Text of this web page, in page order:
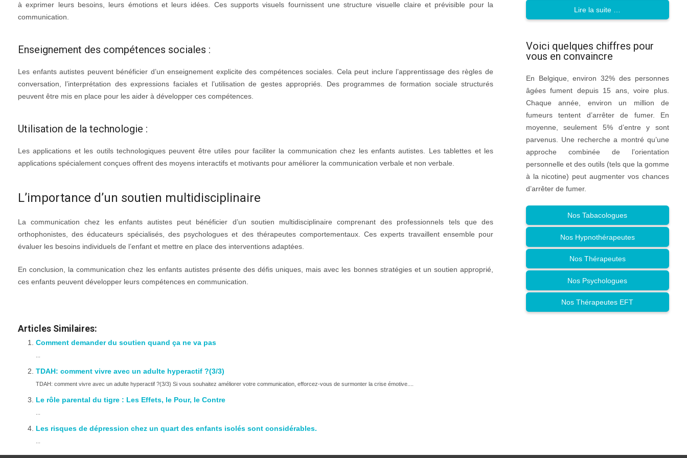
à exprimer leurs besoins, leurs émotions et leurs idées. Ces supports visuels fournissent une structure visuelle claire et prévisible pour la
communication.
Enseignement des compétences sociales :
Les enfants autistes peuvent bénéficier d’un enseignement explicite des compétences sociales. Cela peut inclure l’apprentissage des règles de
conversation, l’interprétation des expressions faciales et l’utilisation de gestes appropriés. Des programmes de formation sociale structurés
peuvent être mis en place pour les aider à développer ces compétences.
Utilisation de la technologie :
Les applications et les outils technologiques peuvent être utiles pour faciliter la communication chez les enfants autistes. Les tablettes et les
applications spécialement conçues offrent des moyens interactifs et motivants pour améliorer la communication verbale et non verbale.
L’importance d’un soutien multidisciplinaire
La communication chez les enfants autistes peut bénéficier d’un soutien multidisciplinaire comprenant des professionnels tels que des
orthophonistes, des éducateurs spécialisés, des psychologues et des thérapeutes comportementaux. Ces experts travaillent ensemble pour
évaluer les besoins individuels de l’enfant et mettre en place des interventions adaptées.
En conclusion, la communication chez les enfants autistes présente des défis uniques, mais avec les bonnes stratégies et un soutien approprié,
ces enfants peuvent développer leurs compétences en communication.
Articles Similaires:
Comment demander du soutien quand ça ne va pas
TDAH: comment vivre avec un adulte hyperactif ?(3/3)
TDAH: comment vivre avec un adulte hyperactif ?(3/3) Si vous souhaitez améliorer votre communication, efforcez-vous de surmonter la crise émotive....
Le rôle parental du tigre : Les Effets, le Pour, le Contre
Les risques de dépression chez un quart des enfants isolés sont considérables.
Lire la suite …
Voici quelques chiffres pour
vous en convaincre
En Belgique, environ 32% des personnes
âgées fument depuis 15 ans, voire plus.
Chaque année, environ un million de
fumeurs tentent d’arrêter de fumer. En
moyenne, seulement 5% d’entre y sont
parvenus. Une recherche a montré qu’une
approche combinée de l’orientation
personnelle et des outils (tels que la gomme
à la nicotine) peut augmenter vos chances
d’arrêter de fumer.
Nos Tabacologues
Nos Hypnothérapeutes
Nos Thérapeutes
Nos Psychologues
Nos Thérapeutes EFT